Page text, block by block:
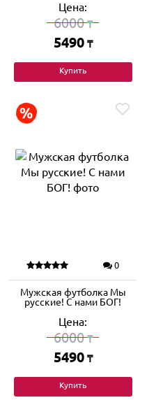
Цена:
6000₸
5490 ₸
Купить
0
Мужская футболка Мы
русские! С нами БОГ!
Цена:
6000₸
5490 ₸
Купить